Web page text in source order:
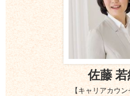
佐藤 若
【キャリアカウン